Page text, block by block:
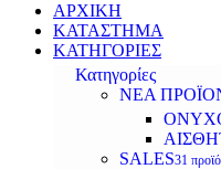
ΑΡΧΙΚΗ
ΚΑΤΑΣΤΗΜΑ
ΚΑΤΗΓΟΡΙΕΣ
Κατηγορίες
ΝΕΑ
SALES31